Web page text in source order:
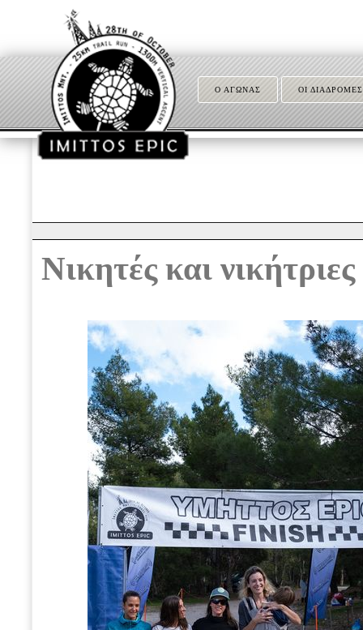
Ο ΑΓΩΝΑΣ ΟΙ ΔΙΑΔΡΟΜΕΣ
Νικητές και